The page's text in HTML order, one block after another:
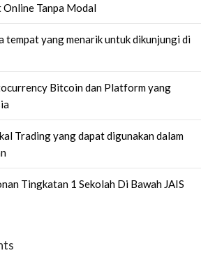
Tanpa Modal
tempat yang menarik untuk dikunjungi di
Bitcoin dan Platform yang
Trading yang dapat digunakan dalam
Tingkatan 1 Sekolah Di Bawah JAIS